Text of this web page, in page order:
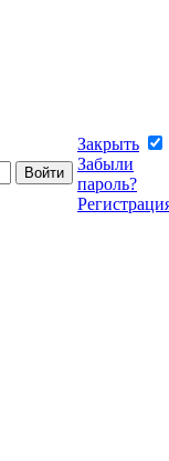
Закрыть
Забыли
пароль?